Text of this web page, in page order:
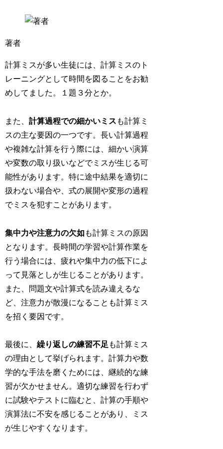
著者
計算ミスが多い生徒には、計算ミスのト
レーニングとして時間を図ることをお勧
めしてました。１題３分とか。
また、計算過程での細かいミス も計算ミ
スの主な要因の一つです。長い計算過程
や複雑な計算を行う際には、細かい演算
や変数の取り扱いなどでミスが生じる可
能性があります。特に途中結果を適切に
扱わない場合や、式の展開や変形の過程
でミスを犯すことがあります。
集中力や注意力の欠如 も計算ミスの原因
となります。長時間の学習や計算作業を
行う場合には、疲れや集中力の低下によ
って見落としが生じることがあります。
また、問題文や計算式を読み違えるな
ど、注意力が散漫になることも計算ミス
を招く要因です。
最後に、繰り返しの練習不足 も計算ミス
の理由として挙げられます。計算力や数
学的な手法を磨くためには、継続的な練
習が欠かせません。適切な練習を行わず
に試験やテストに臨むと、計算の手順や
演算法に不安を感じることがあり、ミス
が生じやすくなります。